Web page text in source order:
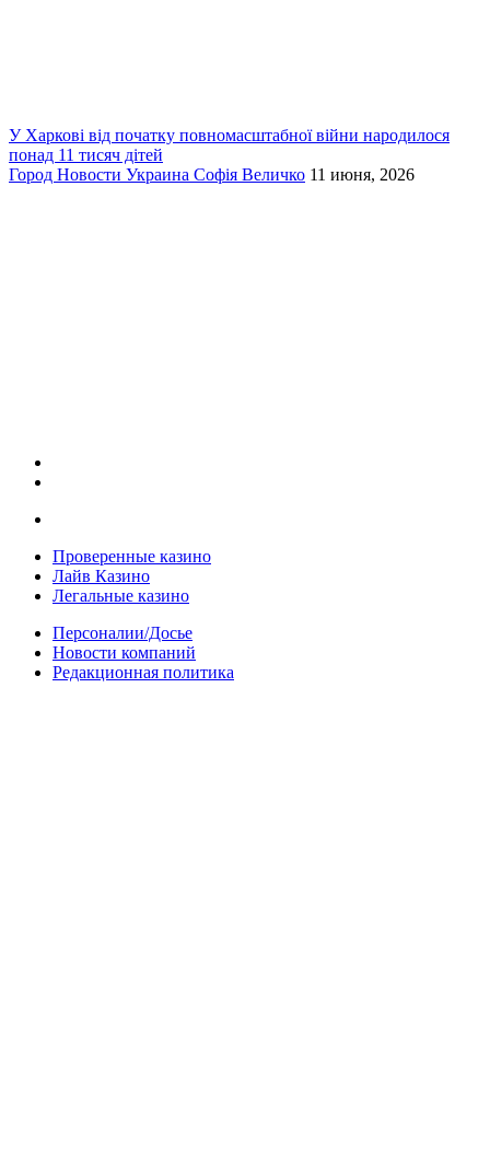
У Харкові від початку повномасштабної війни народилося
понад 11 тисяч дітей
Город Новости Украина Софія Величко 11 июня, 2026
Проверенные казино
Лайв Казино
Легальные казино
Персоналии/Досье
Новости компаний
Редакционная политика